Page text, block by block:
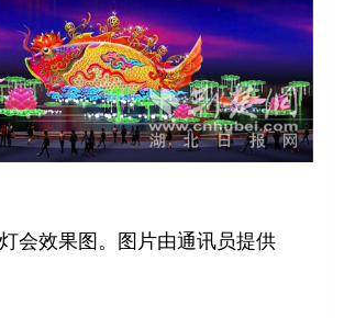
会效果图。图片由通讯员提供